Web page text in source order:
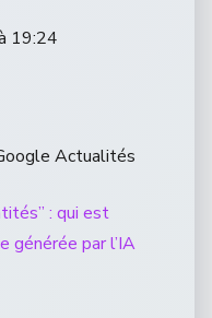
19:24
Actualités
: qui est
générée par l’IA